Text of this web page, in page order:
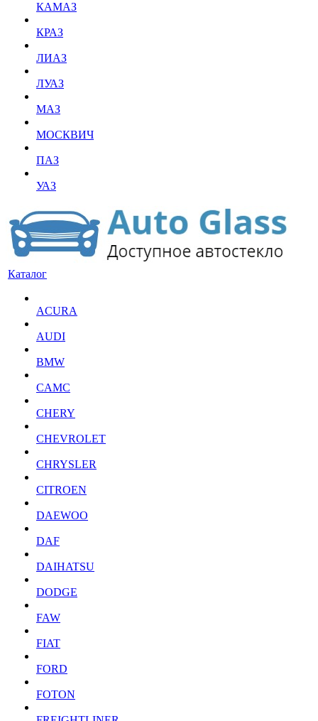
КАМАЗ
КРАЗ
ЛИАЗ
ЛУАЗ
МАЗ
МОСКВИЧ
ПАЗ
УАЗ
Каталог
ACURA
AUDI
BMW
CAMC
CHERY
CHEVROLET
CHRYSLER
CITROEN
DAEWOO
DAF
DAIHATSU
DODGE
FAW
FIAT
FORD
FOTON